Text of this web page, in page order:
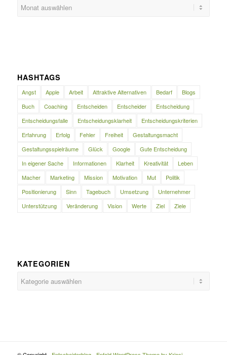
HASHTAGS
Angst Apple Arbeit Attraktive Alternativen Bedarf
Blogs
Buch
Coaching Entscheiden Entscheider
Entscheidung
Entscheidungsfalle
Entscheidungsklarheit
Entscheidungskriterien
Erfahrung
Erfolg Fehler Freiheit
Gestaltungsmacht
Gestaltungsspielräume
Glück Google
Gute Entscheidung
In eigener Sache
Informationen Klarheit Kreativität
Leben
Macher
Marketing Mission Motivation Mut
Politik
Positionierung
Sinn Tagebuch Umsetzung
Unternehmer
Unterstützung
Veränderung Vision Werte Ziel Ziele
KATEGORIEN